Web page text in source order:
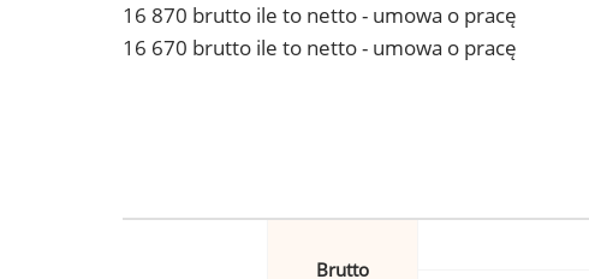
16 870 brutto ile to netto - umowa o pracę
16 670 brutto ile to netto - umowa o pracę
Brutto